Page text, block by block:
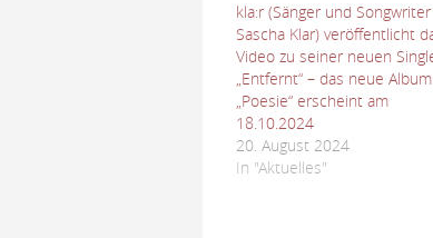
kla:r (Sänger und Songwriter
Sascha Klar) veröffentlicht
Video zu seiner neuen
„Entfernt“ – das neue Album
„Poesie“ erscheint am
18.10.2024
20. August 2024
In "Aktuelles"